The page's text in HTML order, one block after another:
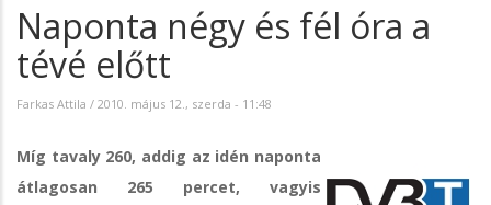
Naponta négy és fél óra a
tévé előtt
Farkas Attila / 2010. május 12., szerda - 11:48
Míg tavaly 260, addig az idén naponta
átlagosan 265 percet, vagyis